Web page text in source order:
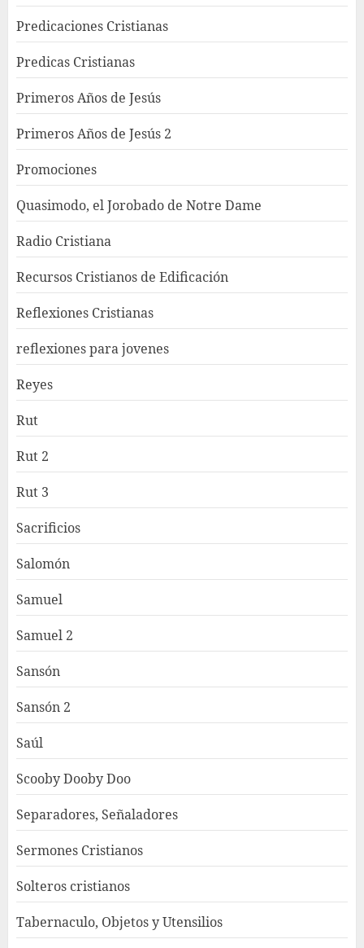
Predicaciones Cristianas
Predicas Cristianas
Primeros Años de Jesús
Primeros Años de Jesús 2
Promociones
Quasimodo, el Jorobado de Notre Dame
Radio Cristiana
Recursos Cristianos de Edificación
Reflexiones Cristianas
reflexiones para jovenes
Reyes
Rut
Rut 2
Rut 3
Sacrificios
Salomón
Samuel
Samuel 2
Sansón
Sansón 2
Saúl
Scooby Dooby Doo
Separadores, Señaladores
Sermones Cristianos
Solteros cristianos
Tabernaculo, Objetos y Utensilios